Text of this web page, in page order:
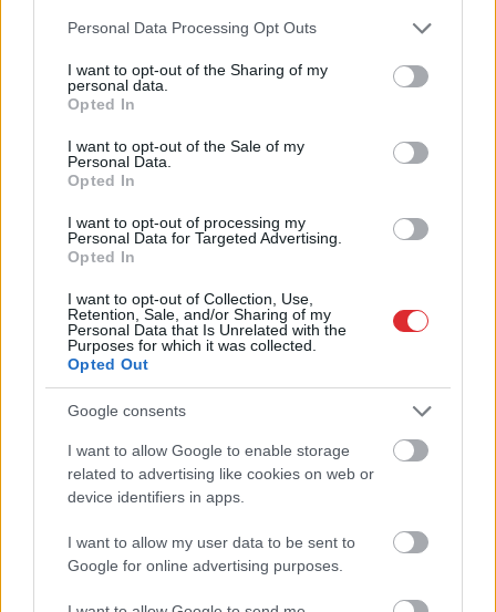
Please note that this website/app uses one or more Google
not limited to your visit or usage behaviour. You may click to
grant or deny consent to Google and its third-party tags to
use your data for below specified purposes in below Google
consent section.
Personal Data Processing Opt Outs
I want to opt-out of the Sharing of my
personal data.
Opted In
I want to opt-out of the Sale of my
Personal Data.
Opted In
I want to opt-out of processing my
Personal Data for Targeted Advertising.
Opted In
I want to opt-out of Collection, Use,
Retention, Sale, and/or Sharing of my
Personal Data that Is Unrelated with the
Purposes for which it was collected.
Opted Out
Google consents
I want to allow Google to enable storage
related to advertising like cookies on web or
device identifiers in apps.
I want to allow my user data to be sent to
Google for online advertising purposes.
TESTS.Tikai cilvēki ar
laucinieka DNS spēs iegūt
80% šajā lauku gudrību
testā
peldēt uz vietas…
Sieviete atpūtā Pierīgas
ezerā piedzīvojusi, cik
būt makšķernieku
neuzmanībai
Jaunups par robežas
slēgšanas skandālu: Ja
Dombrava nemelo,
Atcelt Ziņot